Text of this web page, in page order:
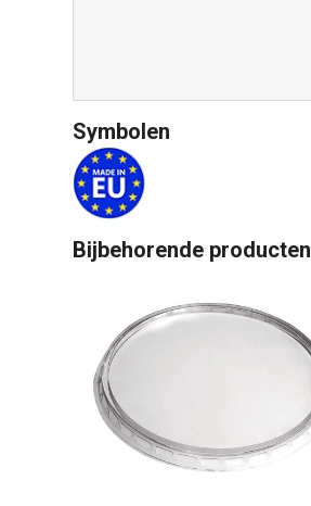
Symbolen
Bijbehorende producten